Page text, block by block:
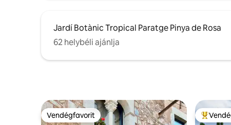
Jardí Botànic Tropical Paratge Pinya de Rosa
62 helybéli ajánlja
Vendégfavorit
Vendégfavorit Kiemelt